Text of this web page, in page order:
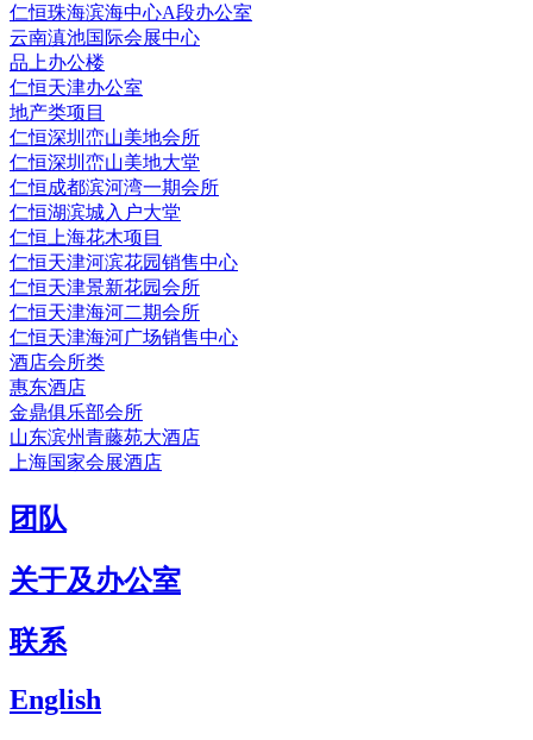
仁恒珠海滨海中心A段办公室
云南滇池国际会展中心
品上办公楼
仁恒天津办公室
地产类项目
仁恒深圳峦山美地会所
仁恒深圳峦山美地大堂
仁恒成都滨河湾一期会所
仁恒湖滨城入户大堂
仁恒上海花木项目
仁恒天津河滨花园销售中心
仁恒天津景新花园会所
仁恒天津海河二期会所
仁恒天津海河广场销售中心
酒店会所类
惠东酒店
金鼎俱乐部会所
山东滨州青藤苑大酒店
上海国家会展酒店
团队
关于及办公室
联系
English